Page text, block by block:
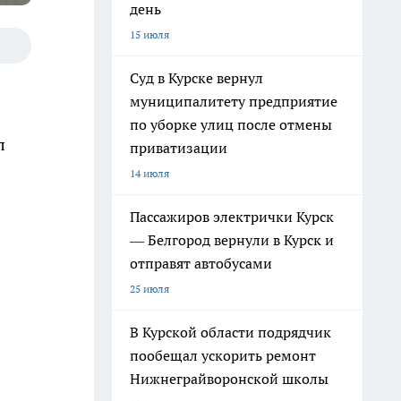
день
15 июля
Суд в Курске вернул
муниципалитету предприятие
по уборке улиц после отмены
приватизации
14 июля
Пассажиров электрички Курск
— Белгород вернули в Курск и
отправят автобусами
25 июля
В Курской области подрядчик
пообещал ускорить ремонт
Нижнеграйворонской школы